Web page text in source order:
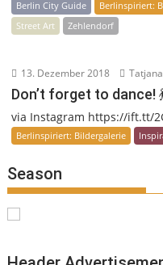
Berlin City Guide Berlinspiriert:
Street Art
Zehlendorf
13. Dezember 2018 Tatjana
Don’t forget to dance!
via Instagram https://ift.tt/
Berlinspiriert: Bildergalerie
Season